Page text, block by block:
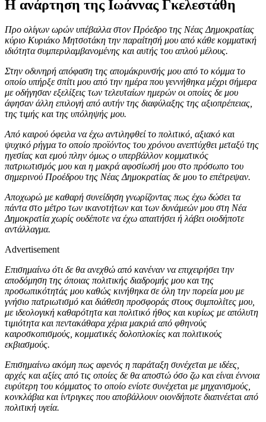
Η ανάρτηση της Ιωάννας Γκελεστάθη
Προ ολίγων ωρών υπέβαλλα στον Πρόεδρο της Νέας Δημοκρατίας
κύριο Κυριάκο Μητσοτάκη την παραίτησή μου από κάθε κομματική
ιδιότητα συμπεριλαμβανομένης και αυτής του απλού μέλους.
Στην οδυνηρή απόφαση της απομάκρυνσής μου από το κόμμα το
οποίο υπήρξε σπίτι μου από την ημέρα που γεννήθηκα μέχρι σήμερα
με οδήγησαν εξελίξεις των τελευταίων ημερών οι οποίες δε μου
άφησαν άλλη επιλογή από αυτήν της διαφύλαξης της αξιοπρέπειας,
της τιμής και της υπόληψής μου.
Από καιρού όφειλα να έχω αντιληφθεί το πολιτικό, αξιακό και
ψυχικό ρήγμα το οποίο προϊόντος του χρόνου ανεπτύχθει μεταξύ της
ηγεσίας και εμού πλην όμως ο υπερβάλλον κομματικός
πατριωτισμός μου και η μακρά αφοσίωσή μου στο πρόσωπο του
σημερινού Προέδρου της Νέας Δημοκρατίας δε μου το επέτρεψαν.
Αποχωρώ με καθαρή συνείδηση γνωρίζοντας πως έχω δώσει τα
πάντα στο μέτρο των ικανοτήτων και των δυνάμεών μου στη Νέα
Δημοκρατία χωρίς ουδέποτε να έχω απαιτήσει ή λάβει οιοδήποτε
αντάλλαγμα.
Advertisement
Επισημαίνω ότι δε θα ανεχθώ από κανέναν να επιχειρήσει την
αποδόμηση της όποιας πολιτικής διαδρομής μου και της
προσωπικότητάς μου καθώς κινήθηκα σε όλη την πορεία μου με
γνήσιο πατριωτισμό και διάθεση προσφοράς στους συμπολίτες μου,
με ιδεολογική καθαρότητα και πολιτικό ήθος και κυρίως με απόλυτη
τιμιότητα και πεντακάθαρα χέρια μακριά από φθηνούς
καιροσκοπισμούς, κομματικές δολοπλοκίες και πολιτικούς
εκβιασμούς.
Επισημαίνω ακόμη πως αφενός η παράταξη συνέχεται με ιδέες,
αρχές και αξίες από τις οποίες δε θα αποστώ όσο ζω και είναι έννοια
ευρύτερη του κόμματος το οποίο ενίοτε συνέχεται με μηχανισμούς,
κονκλάβια και ίντριγκες που αποβάλλουν οιονδήποτε διαπνέεται από
πολιτική υγεία.